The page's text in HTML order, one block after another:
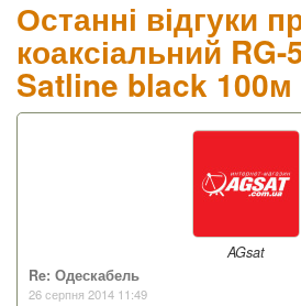
Останні відгуки
коаксіальний
Satline black 100м
AGsat
Re: Одескабель
26 серпня 2014 11:49